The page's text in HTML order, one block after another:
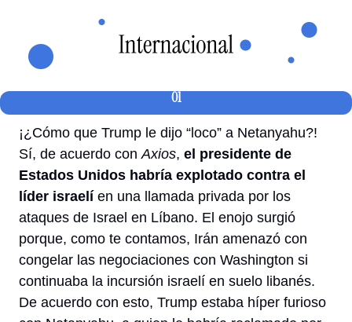
01
¡¿Cómo que Trump le dijo “loco” a Netanyahu?!
Sí, de acuerdo con Axios, el presidente de
Estados Unidos habría explotado contra el
líder israelí en una llamada privada por los
ataques de Israel en Líbano. El enojo surgió
porque, como te contamos, Irán amenazó con
congelar las negociaciones con Washington si
continuaba la incursión israelí en suelo libanés.
De acuerdo con esto, Trump estaba híper furioso